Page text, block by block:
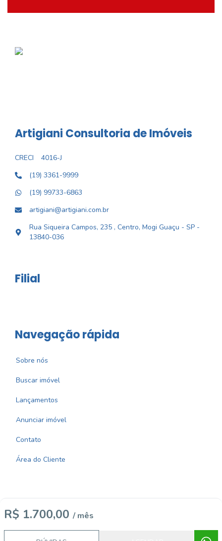
R$ 1.700,00 / mês
Artigiani Consultoria de Imóveis
CRECI
4016-J
(19) 3361-9999
(19) 99733-6863
artigiani@artigiani.com.br
Rua Siqueira Campos, 235 , Centro, Mogi Guaçu - SP -
13840-036
Filial
Navegação rápida
Sobre nós
Buscar imóvel
Lançamentos
Anunciar imóvel
Contato
Área do Cliente
Imobiliária Certificada:
Selo de Tecnologia Loft